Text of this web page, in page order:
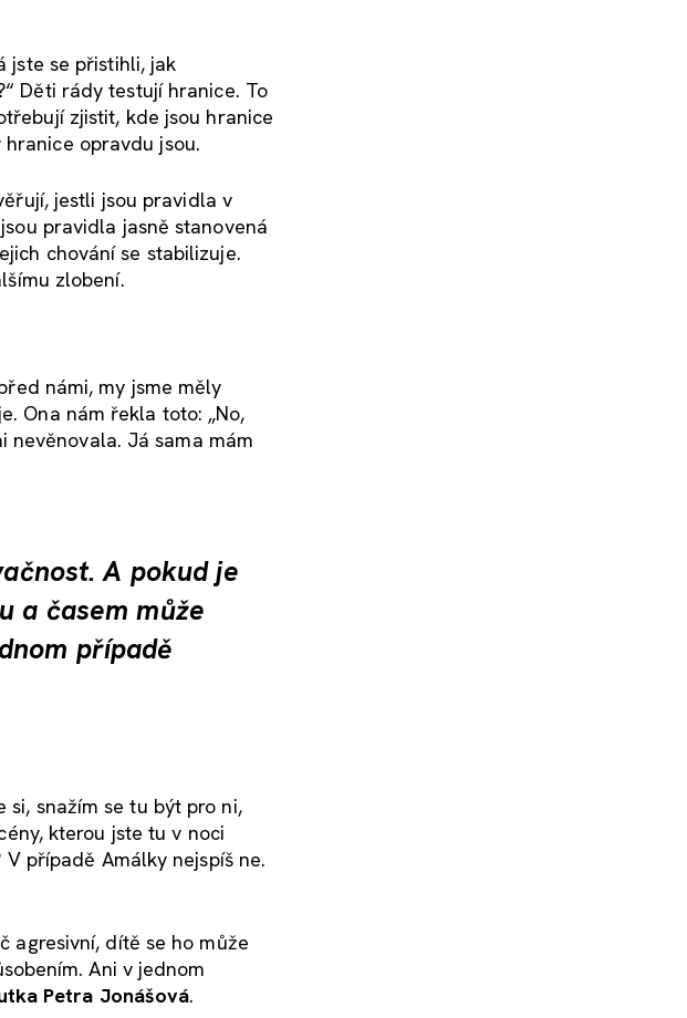
jste se přistihli, jak
Děti rády testují hranice. To
zjistit, kde jsou hranice
opravdu jsou.
jestli jsou pravidla v
pravidla jasně stanovená
chování se stabilizuje.
zlobení.
námi, my jsme měly
Ona nám řekla toto: „No,
nevěnovala. Já sama mám
A pokud je
a časem může
případě
si, snažím se tu být pro ni,
kterou jste tu v noci
případě Amálky nejspíš ne.
agresivní, dítě se ho může
Ani v jednom
Petra Jonášová.